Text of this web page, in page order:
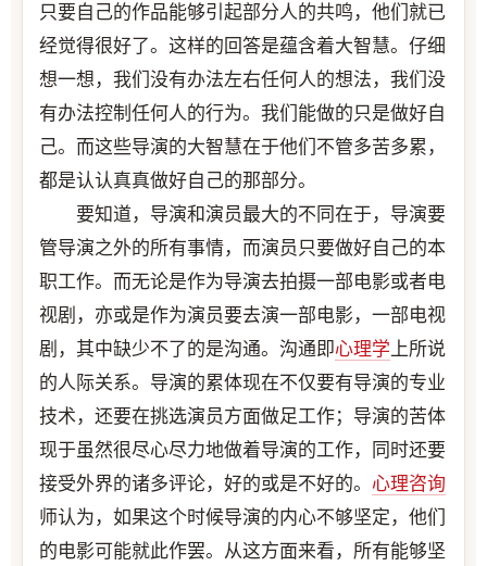
只要自己的作品能够引起部分人的共鸣，他们就已
经觉得很好了。这样的回答是蕴含着大智慧。仔细
想一想，我们没有办法左右任何人的想法，我们没
有办法控制任何人的行为。我们能做的只是做好自
己。而这些导演的大智慧在于他们不管多苦多累，
都是认认真真做好自己的那部分。
要知道，导演和演员最大的不同在于，导演要
管导演之外的所有事情，而演员只要做好自己的本
职工作。而无论是作为导演去拍摄一部电影或者电
视剧，亦或是作为演员要去演一部电影，一部电视
剧，其中缺少不了的是沟通。沟通即心理学上所说
的人际关系。导演的累体现在不仅要有导演的专业
技术，还要在挑选演员方面做足工作；导演的苦体
现于虽然很尽心尽力地做着导演的工作，同时还要
接受外界的诸多评论，好的或是不好的。 心理咨询
师认为，如果这个时候导演的内心不够坚定，他们
的电影可能就此作罢。从这方面来看，所有能够坚